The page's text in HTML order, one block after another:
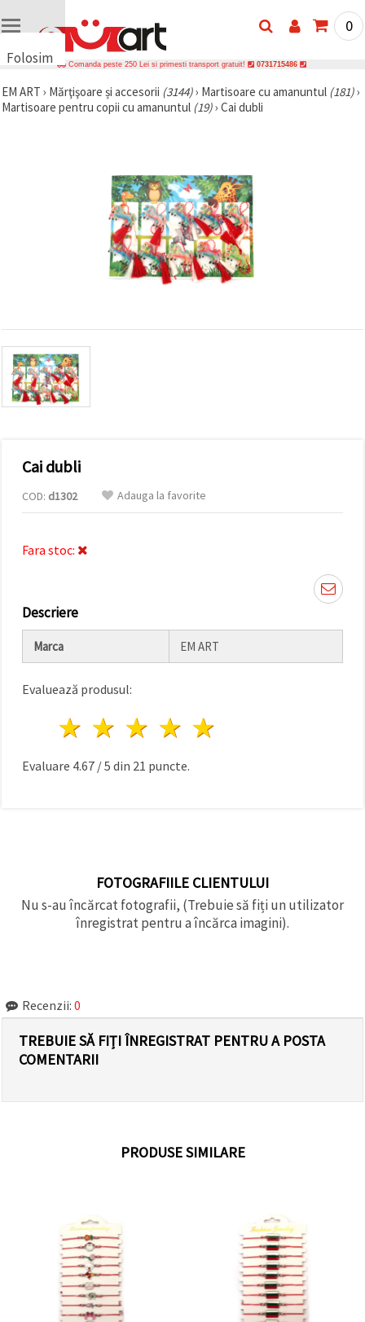
Folosim
uri
🍪 Folosim
traficul și a
afișa
conținut și
reclame
mai
noștri de
marketing.
Puteți fi de
toate
"acceptati
toate!" Sau
să vă
indicați
selectând
un tip de
"Salvați"
0
Comanda peste 250 Lei si primesti transport gratuit! 0731715486
EM ART › Mărţişoare și accesorii (3144)› Martisoare cu amanuntul (181)›
Martisoare pentru copii cu amanuntul (19)› Cai dubli
Cai dubli
COD: d1302 Adauga la favorite
Fara stoc:
Descriere
Marca EM ART
Evaluează produsul:
4 stele
3 stele
2 stele
1 stea
Evaluare 4.67 /5 din 21 puncte.
FOTOGRAFIILE CLIENTULUI
Nu s-au încărcat fotografii, (Trebuie să fiți un utilizator
înregistrat pentru a încărca imagini).
Recenzii: 0
TREBUIE SĂ FIȚI ÎNREGISTRAT PENTRU A POSTA
COMENTARII
PRODUSE SIMILARE